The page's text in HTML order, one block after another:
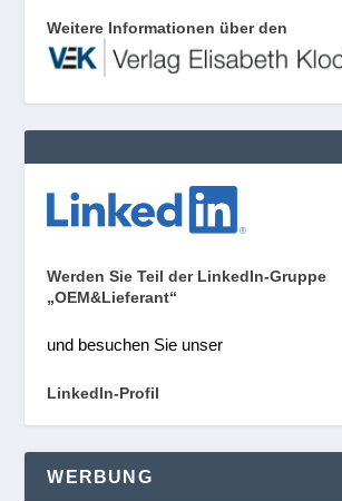
Weitere Informationen über den
Werden Sie Teil der LinkedIn-Gruppe
„OEM&Lieferant“
und besuchen Sie unser
LinkedIn-Profil
WERBUNG